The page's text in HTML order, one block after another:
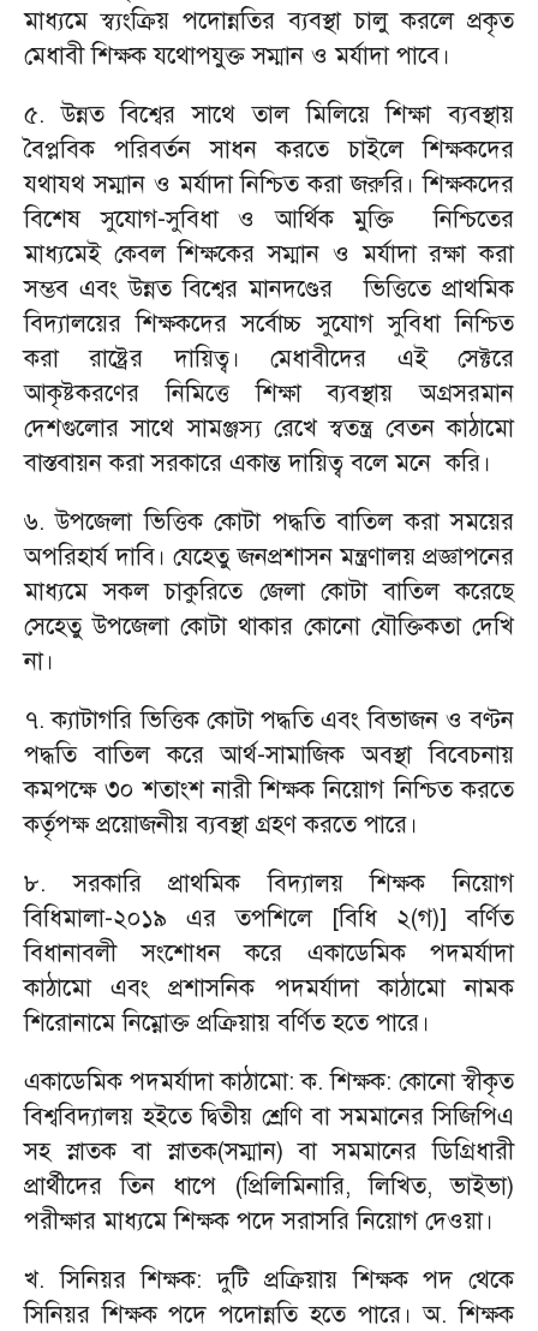
মাধ্যমে স্ব্যংক্রিয় পদোন্নতির ব্যবস্থা চালু করলে প্রকৃত
মেধাবী শিক্ষক যথোপযুক্ত সম্মান ও মর্যাদা পাবে।
৫. উন্নত বিশ্বের সাথে তাল মিলিয়ে শিক্ষা ব্যবস্থায়
বৈপ্লবিক পরিবর্তন সাধন করতে চাইলে শিক্ষকদের
যথাযথ সম্মান ও মর্যাদা নিশ্চিত করা জরুরি। শিক্ষকদের
বিশেষ সুযোগ-সুবিধা ও আর্থিক মুক্তি নিশ্চিতের
মাধ্যমেই কেবল শিক্ষকের সম্মান ও মর্যাদা রক্ষা করা
সম্ভব এবং উন্নত বিশ্বের মানদণ্ডের ভিত্তিতে প্রাথমিক
বিদ্যালয়ের শিক্ষকদের সর্বোচ্চ সুযোগ সুবিধা নিশ্চিত
করা রাষ্ট্রের দায়িত্ব। মেধাবীদের এই সেক্টরে
আকৃষ্টকরণের নিমিত্তে শিক্ষা ব্যবস্থায় অগ্রসরমান
দেশগুলোর সাথে সামঞ্জস্য রেখে স্বতন্ত্র বেতন কাঠামো
বাস্তবায়ন করা সরকারে একান্ত দায়িত্ব বলে মনে করি।
৬. উপজেলা ভিত্তিক কোটা পদ্ধতি বাতিল করা সময়ের
অপরিহার্য দাবি। যেহেতু জনপ্রশাসন মন্ত্রণালয় প্রজ্ঞাপনের
মাধ্যমে সকল চাকুরিতে জেলা কোটা বাতিল করেছে
সেহেতু উপজেলা কোটা থাকার কোনো যৌক্তিকতা দেখি
না।
৭. ক্যাটাগরি ভিত্তিক কোটা পদ্ধতি এবং বিভাজন ও বণ্টন
পদ্ধতি বাতিল করে আর্থ-সামাজিক অবস্থা বিবেচনায়
কমপক্ষে ৩০ শতাংশ নারী শিক্ষক নিয়োগ নিশ্চিত করতে
কর্তৃপক্ষ প্রয়োজনীয় ব্যবস্থা গ্রহণ করতে পারে।
৮. সরকারি প্রাথমিক বিদ্যালয় শিক্ষক নিয়োগ
বিধিমালা-২০১৯ এর তপশিলে [বিধি ২(গ)] বর্ণিত
বিধানাবলী সংশোধন করে একাডেমিক পদমর্যাদা
কাঠামো এবং প্রশাসনিক পদমর্যাদা কাঠামো নামক
শিরোনামে নিম্নোক্ত প্রক্রিয়ায় বর্ণিত হতে পারে।
একাডেমিক পদমর্যাদা কাঠামো: ক. শিক্ষক: কোনো স্বীকৃত
বিশ্ববিদ্যালয় হইতে দ্বিতীয় শ্রেণি বা সমমানের সিজিপিএ
সহ স্নাতক বা স্নাতক(সম্মান) বা সমমানের ডিগ্রিধারী
প্রার্থীদের তিন ধাপে (প্রিলিমিনারি, লিখিত, ভাইভা)
পরীক্ষার মাধ্যমে শিক্ষক পদে সরাসরি নিয়োগ দেওয়া।
খ. সিনিয়র শিক্ষক: দুটি প্রক্রিয়ায় শিক্ষক পদ থেকে
সিনিয়র শিক্ষক পদে পদোন্নতি হতে পারে। অ. শিক্ষক